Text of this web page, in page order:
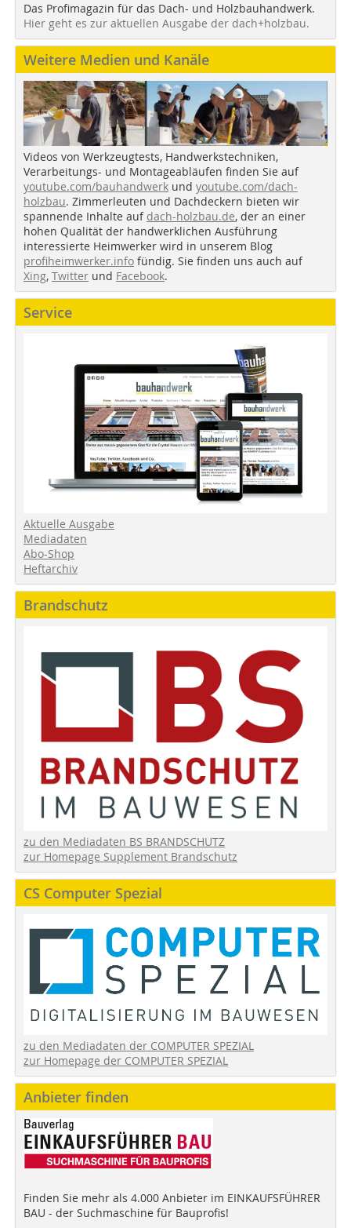
Das Profimagazin für das Dach- und Holzbauhandwerk.
Hier geht es zur aktuellen Ausgabe der dach+holzbau.
Weitere Medien und Kanäle
Videos von Werkzeugtests, Handwerkstechniken,
Verarbeitungs- und Montageabläufen finden Sie auf
youtube.com/bauhandwerk und youtube.com/dach-
holzbau. Zimmerleuten und Dachdeckern bieten wir
spannende Inhalte auf dach-holzbau.de, der an einer
hohen Qualität der handwerklichen Ausführung
interessierte Heimwerker wird in unserem Blog
profiheimwerker.info fündig. Sie finden uns auch auf
Xing, Twitter und Facebook.
Service
Aktuelle Ausgabe
Mediadaten
Abo-Shop
Heftarchiv
Brandschutz
zu den Mediadaten BS BRANDSCHUTZ
zur Homepage Supplement Brandschutz
CS Computer Spezial
zu den Mediadaten der COMPUTER SPEZIAL
zur Homepage der COMPUTER SPEZIAL
Anbieter finden
Finden Sie mehr als 4.000 Anbieter im EINKAUFSFÜHRER
BAU - der Suchmaschine für Bauprofis!